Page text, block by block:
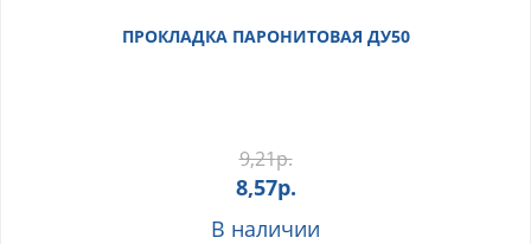
ПРОКЛАДКА ПАРОНИТОВАЯ ДУ50
9,21р.
8,57р.
В наличии